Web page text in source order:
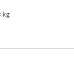
kg